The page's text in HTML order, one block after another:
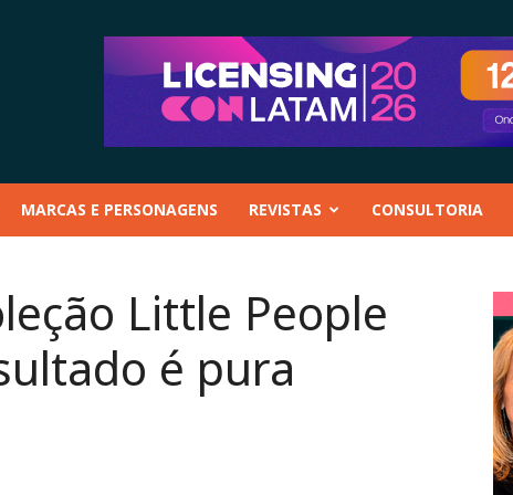
MARCAS E PERSONAGENS REVISTAS CONSULTORIA
Little People
é pura